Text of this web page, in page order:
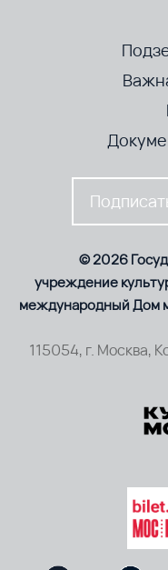
© 2026
учреждение
международный Дом
115054, г. Москва,